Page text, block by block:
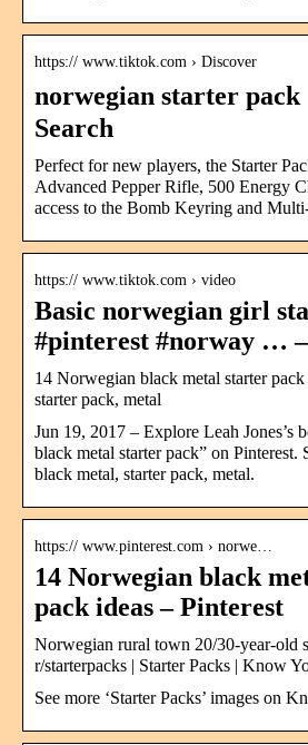
https:// www.tiktok.com › Discover
norwegian starter
Search
Perfect for new players, the Starter
Advanced Pepper Rifle, 500 Energy
access to the Bomb Keyring and
https:// www.tiktok.com › video
Basic norwegian girl
#pinterest #norway …
14 Norwegian black metal starter
starter pack, metal
Jun 19, 2017 – Explore Leah Jones’s
black metal starter pack” on Pinterest.
black metal, starter pack, metal.
https:// www.pinterest.com › norwe…
14 Norwegian black
pack ideas – Pinterest
Norwegian rural town 20/30-year-old
r/starterpacks | Starter Packs | Know
See more ‘Starter Packs’ images on